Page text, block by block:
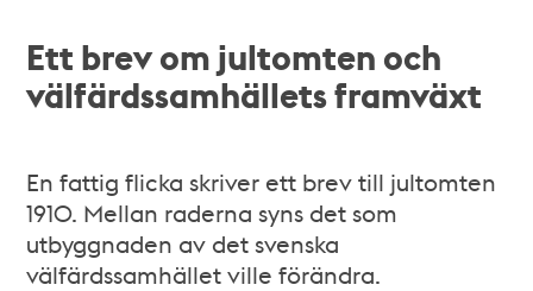
Ett brev om jultomten och
välfärdssamhällets framväxt
En fattig flicka skriver ett brev till jultomten
1910. Mellan raderna syns det som
utbyggnaden av det svenska
välfärdssamhället ville förändra.